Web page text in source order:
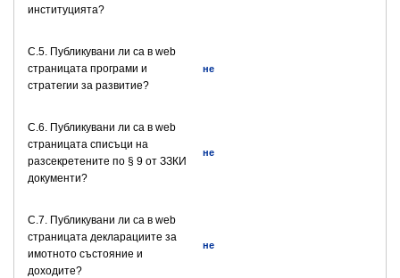
институцията?
C.5. Публикувани ли са в web
страницата програми и
стратегии за развитие?
не
C.6. Публикувани ли са в web
страницата списъци на
разсекретените по § 9 от ЗЗКИ
документи?
не
C.7. Публикувани ли са в web
страницата декларациите за
имотното състояние и
доходите?
не